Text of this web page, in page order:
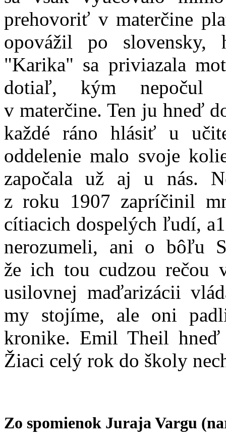
prehovoriť v materčine
opovážil po slovensky,
"Karika" sa priviazala
dotiaľ, kým nepočul
v materčine. Ten ju hneď
každé ráno hlásiť u
oddelenie malo svoje
započala už aj u nás.
z roku 1907 zapríčinil
cítiacich dospelých ľudí,
nerozumeli, ani o bôľu
že ich tou cudzou
usilovnej maďarizácii
my stojíme, ale oni
kronike. Emil Theil
Žiaci celý rok do školy
Zo spomienok Juraja Vargu